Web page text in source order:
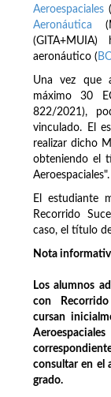
Aeroespaciales
Aeronáutica
aeronáutico (
Una vez que
máximo 30
822/2021),
vinculado. El
realizar dicho
obteniendo el
Aeroespaciales".
El estudiante
Recorrido
caso, el título
Nota
Los alumnos
con
cursan
consultar en el
grado.